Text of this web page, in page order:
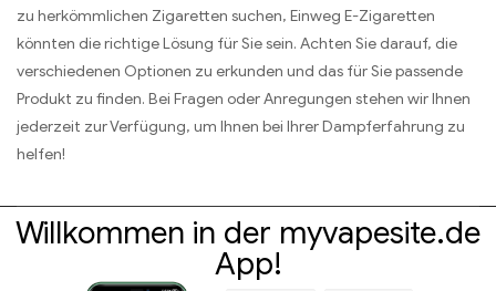
zu herkömmlichen Zigaretten suchen, Einweg E-Zigaretten
könnten die richtige Lösung für Sie sein. Achten Sie darauf, die
verschiedenen Optionen zu erkunden und das für Sie passende
Produkt zu finden. Bei Fragen oder Anregungen stehen wir Ihnen
jederzeit zur Verfügung, um Ihnen bei Ihrer Dampferfahrung zu
helfen!
Willkommen in der myvapesite.de
App!